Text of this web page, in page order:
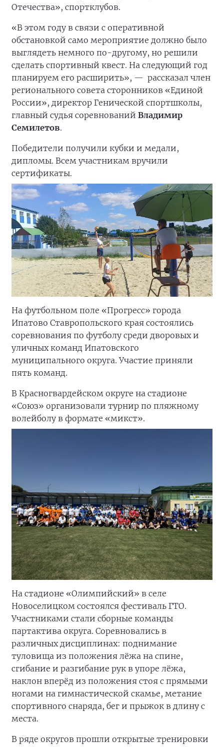
Отечества», спортклубов.
«В этом году в связи с оперативной
обстановкой само мероприятие должно было
выглядеть немного по-другому, но решили
сделать спортивный квест. На следующий год
планируем его расширить», — рассказал член
регионального совета сторонников «Единой
России», директор Генической спортшколы,
главный судья соревнований Владимир
Семилетов.
Победители получили кубки и медали,
дипломы. Всем участникам вручили
сертификаты.
На футбольном поле «Прогресс» города
Ипатово Ставропольского края состоялись
соревнования по футболу среди дворовых и
уличных команд Ипатовского
муниципального округа. Участие приняли
пять команд.
В Красногвардейском округе на стадионе
«Союз» организовали турнир по пляжному
волейболу в формате «микст».
На стадионе «Олимпийский» в селе
Новоселицком состоялся фестиваль ГТО.
Участниками стали сборные команды
партактива округа. Соревновались в
различных дисциплинах: поднимание
туловища из положения лёжа на спине,
сгибание и разгибание рук в упоре лёжа,
наклон вперёд из положения стоя с прямыми
ногами на гимнастической скамье, метание
спортивного снаряда, бег и прыжок в длину с
места.
В ряде округов прошли открытые тренировки